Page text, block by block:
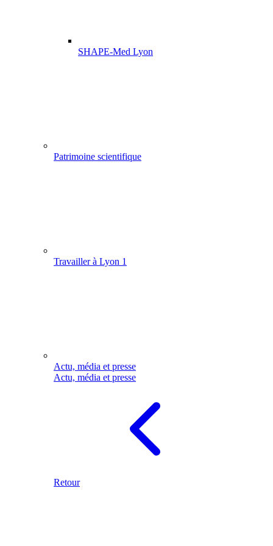
SHAPE-Med Lyon
Patrimoine scientifique
Travailler à Lyon 1
Actu, média et presse
Actu, média et presse
Retour